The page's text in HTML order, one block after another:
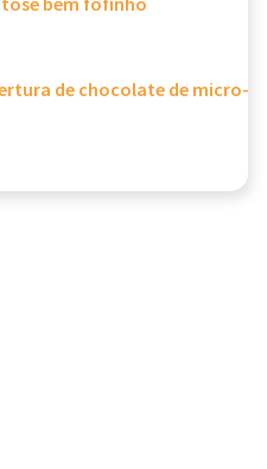
bem fofinho
de chocolate de micro-